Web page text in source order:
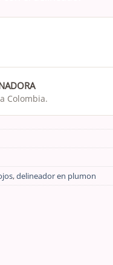
Colombia.
,delineador en plumon